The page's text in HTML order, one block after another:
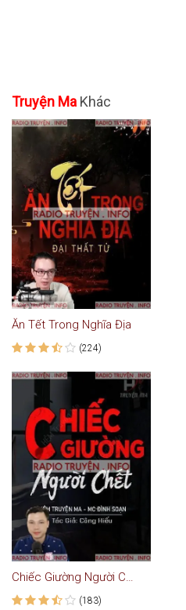
Truyện Ma Khác
Ăn Tết Trong Nghĩa Địa
(224)
Chiếc Giường Người Chết
(183)